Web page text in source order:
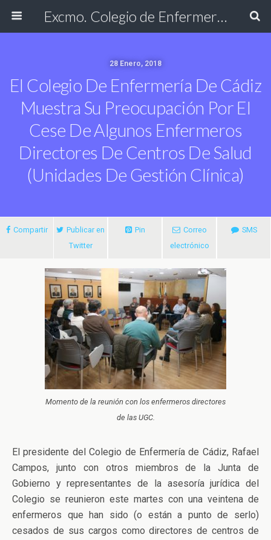
Excmo. Colegio de Enfermería de Cádiz
28 Enero, 2018
El Colegio De Enfermería De Cádiz
Muestra Su Preocupación Por El
Cese De Algunos Enfermeros
Directores De Centros De Salud
(Unidades De Gestión Clínica)
Compartir
Publicar en
Twitter
Pin
Correo
electrónico
SMS
Momento de la reunión con los enfermeros directores
de las UGC.
El presidente del Colegio de Enfermería de Cádiz, Rafael
Campos, junto con otros miembros de la Junta de
Gobierno y representantes de la asesoría jurídica del
Colegio se reunieron este martes con una veintena de
enfermeros que han sido (o están a punto de serlo)
cesados de sus cargos como directores de centros de